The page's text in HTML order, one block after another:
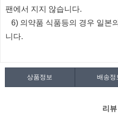
팬에서 지지 않습니다.
6) 의약품 식품등의 경우 일본
니다.
상품정보 배송정
리뷰